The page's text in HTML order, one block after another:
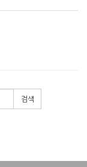
검색